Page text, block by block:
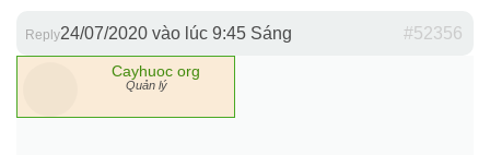
24/07/2020 vào lúc 9:45 Sáng #52356
Reply
Cayhuoc org
Quản lý